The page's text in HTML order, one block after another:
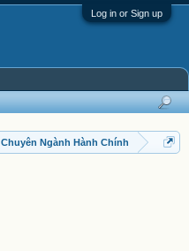
Log in or Sign up
Chuyên Ngành Hành Chính